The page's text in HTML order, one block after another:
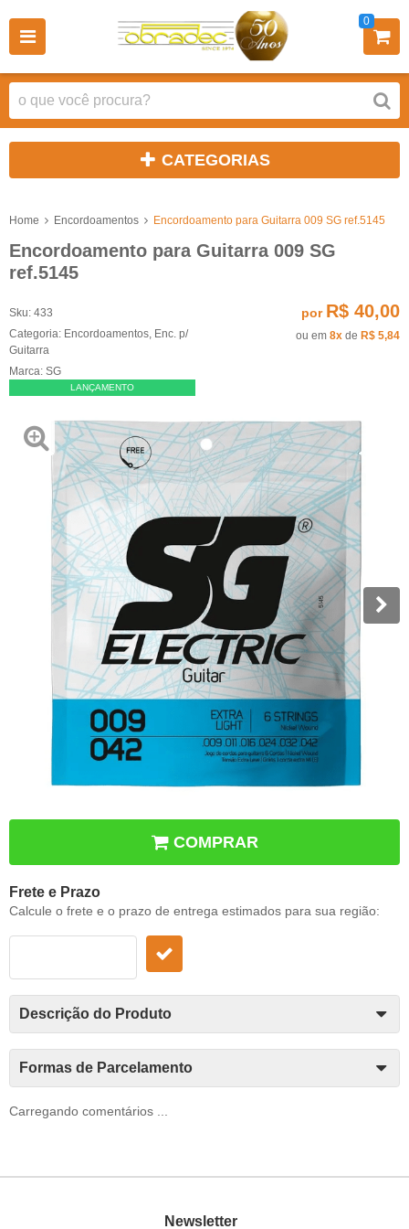
0
CATEGORIAS
Home Encordoamentos Encordoamento para Guitarra 009 SG ref.5145
Encordoamento para Guitarra 009 SG
ref.5145
Sku: 433
Categoria: Encordoamentos Enc. p/
Guitarra
Marca: SG
LANÇAMENTO
por R$ 40,00
ou em 8x de R$ 5,84
COMPRAR
Frete e Prazo
Calcule o frete e o prazo de entrega estimados para sua região:
Descrição do Produto
Formas de Parcelamento
Carregando comentários ...
Newsletter